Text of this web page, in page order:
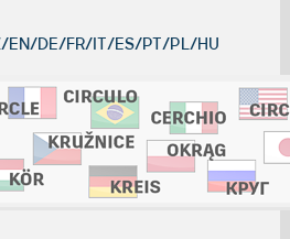
EN/DE/FR/IT/ES/PT/PL/HU